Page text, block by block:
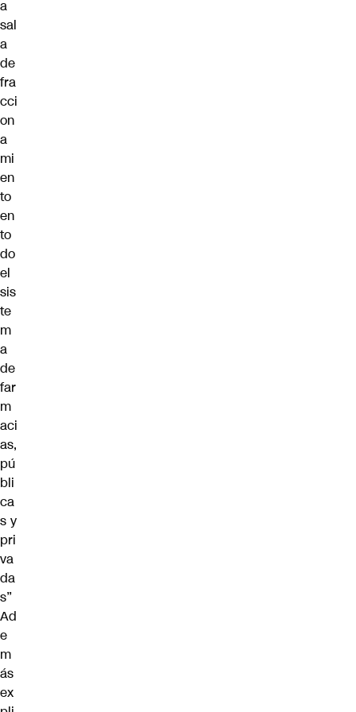
a
sal
a
de
fra
cci
on
a
mi
en
to
en
to
do
el
sis
te
m
a
de
far
m
aci
as,
pú
bli
ca
s y
pri
va
da
s”
Ad
e
m
ás
ex